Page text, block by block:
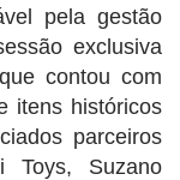
pela gestão
exclusiva
contou com
itens históricos
parceiros
Toys, Suzano